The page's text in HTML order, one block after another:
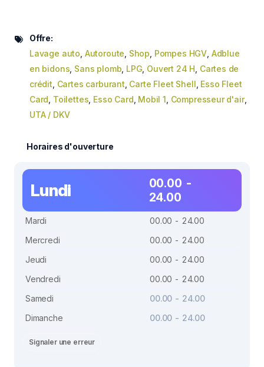
Offre:
Lavage auto Autoroute Shop Pompes HGV Adblue
en bidons Sans plomb LPG Ouvert 24 H Cartes de
crédit Cartes carburant Carte Fleet Shell Esso Fleet
Card Toilettes Esso Card Mobil 1 Compresseur d'air,
UTA / DKV
Horaires d'ouverture
Lundi
00.00 -
24.00
Mardi
00.00 - 24.00
Mercredi
00.00 - 24.00
Jeudi
00.00 - 24.00
Vendredi
00.00 - 24.00
Samedi
00.00 - 24.00
Dimanche
00.00 - 24.00
Signaler une erreur